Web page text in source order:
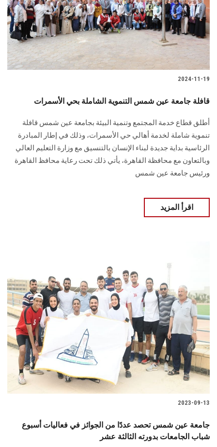
الطلاب
هيئة التدريس
الموظفون
الزائـرون
2024-11-19
قافلة جامعة عين شمس التنموية الشاملة بحي الأسمرات
أطلق قطاع خدمة المجتمع وتنمية البيئة بجامعة عين شمس قافلة
تنموية شاملة لخدمة أهالي حي ‏الأسمرات، وذلك في إطار المبادرة
الرئاسية بداية جديدة لبناء الإنسان بالتنسيق مع وزارة التعليم ‏العالي
وبالتعاون مع محافظة القاهرة‎، يأتي ذلك تحت رعاية محافظ القاهرة
ورئيس جامعة عين شمس
اقرأ المزيد
2023-09-13
جامعة عين شمس تحصد عددًا من الجوائز في فعاليات أسبوع
شباب الجامعات بدورته الثالثة عشر